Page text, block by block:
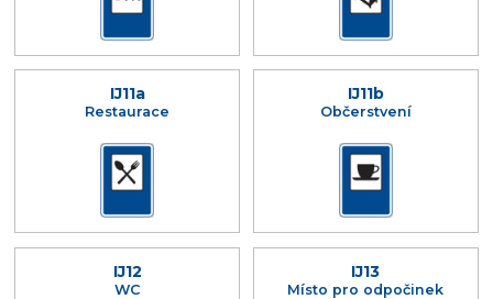
IJ11a
Restaurace
IJ11b
Občerstvení
IJ12
WC
IJ13
Místo pro odpočinek